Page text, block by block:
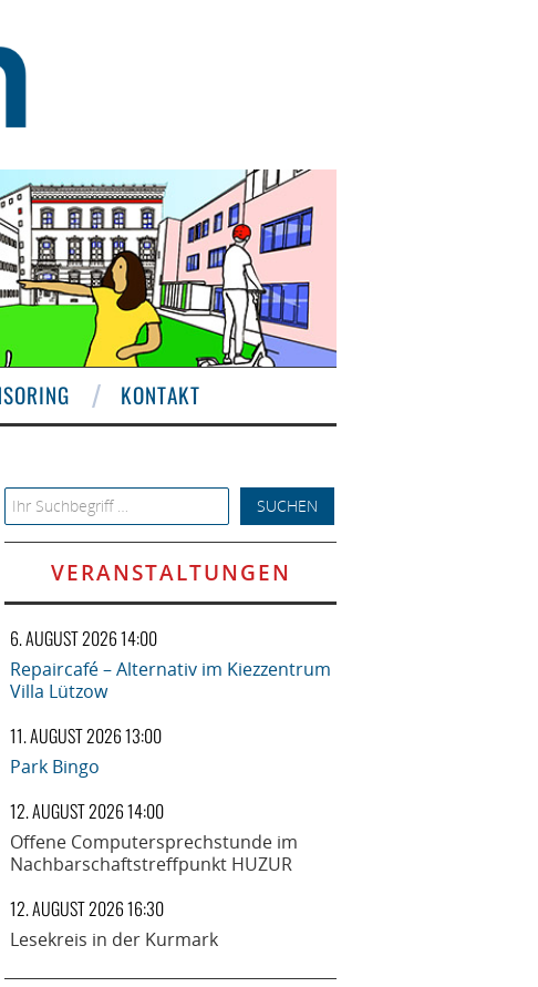
KONTAKT
Search for:
VERANSTALTUNGEN
6. AUGUST 2026 14:00
Repaircafé – Alternativ im Kiezzentrum
Villa Lützow
11. AUGUST 2026 13:00
Park Bingo
12. AUGUST 2026 14:00
Offene Computersprechstunde im
Nachbarschaftstreffpunkt HUZUR
12. AUGUST 2026 16:30
Lesekreis in der Kurmark